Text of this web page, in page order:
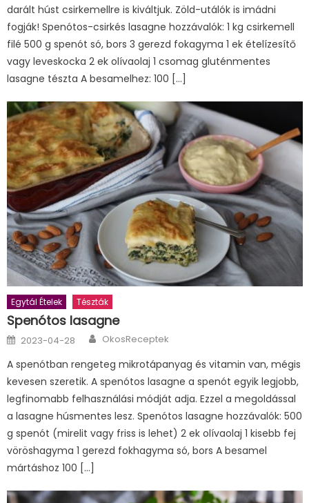
darált húst csirkemellre is kiváltjuk. Zöld-utálók is imádni
fogják! Spenótos-csirkés lasagne hozzávalók: 1 kg csirkemell
filé 500 g spenót só, bors 3 gerezd fokagyma 1 ek ételízesítő
vagy leveskocka 2 ek olívaolaj 1 csomag gluténmentes
lasagne tészta A besamelhez: 100 […]
Egytál Ételek Tészták
Spenótos lasagne
Posted
on
2023-04-28 Author
OkosReceptek
A spenótban rengeteg mikrotápanyag és vitamin van, mégis
kevesen szeretik. A spenótos lasagne a spenót egyik legjobb,
legfinomabb felhasználási módját adja. Ezzel a megoldással
a lasagne húsmentes lesz. Spenótos lasagne hozzávalók: 500
g spenót (mirelit vagy friss is lehet) 2 ek olívaolaj 1 kisebb fej
vöröshagyma 1 gerezd fokhagyma só, bors A besamel
mártáshoz 100 […]